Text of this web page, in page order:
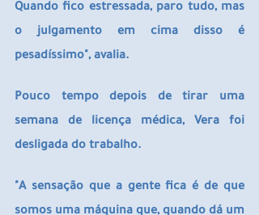
Quando fico estressada, paro tudo, mas
o julgamento em cima disso é
pesadíssimo", avalia.
Pouco tempo depois de tirar uma
semana de licença médica, Vera foi
desligada do trabalho.
"A sensação que a gente fica é de que
somos uma máquina que, quando dá um